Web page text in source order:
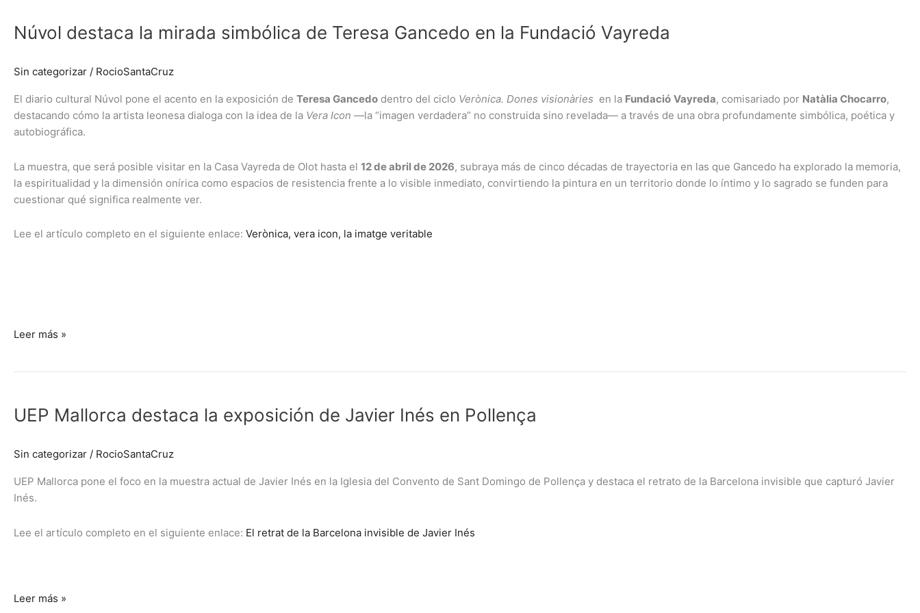
Núvol destaca la mirada simbólica de Teresa Gancedo en la Fundació Vayreda
Sin categorizar / RocioSantaCruz
El diario cultural Núvol pone el acento en la exposición de Teresa Gancedo dentro del ciclo Verònica. Dones visionàries en la Fundació Vayreda, comisariado por Natàlia Chocarro,
destacando cómo la artista leonesa dialoga con la idea de la Vera Icon —la “imagen verdadera” no construida sino revelada— a través de una obra profundamente simbólica, poética y
autobiográfica.
La muestra, que será posible visitar en la Casa Vayreda de Olot hasta el 12 de abril de 2026, subraya más de cinco décadas de trayectoria en las que Gancedo ha explorado la memoria,
la espiritualidad y la dimensión onírica como espacios de resistencia frente a lo visible inmediato, convirtiendo la pintura en un territorio donde lo íntimo y lo sagrado se funden para
cuestionar qué significa realmente ver.
Lee el artículo completo en el siguiente enlace: Verònica, vera icon, la imatge veritable
la
de
Teresa
Gancedo
en
Fundació
Vayreda
Leer más »
UEP Mallorca destaca la exposición de Javier Inés en Pollença
Sin categorizar / RocioSantaCruz
UEP Mallorca pone el foco en la muestra actual de Javier Inés en la Iglesia del Convento de Sant Domingo de Pollença y destaca el retrato de la Barcelona invisible que capturó Javier
Inés.
Lee el artículo completo en el siguiente enlace: El retrat de la Barcelona invisible de Javier Inés
destaca
de
Javier
Inés
Pollença
Leer más »